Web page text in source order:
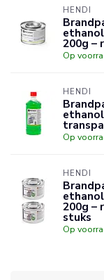
HENDI
200g –
Op
HENDI
Op
HENDI
200g –
stuks
Op